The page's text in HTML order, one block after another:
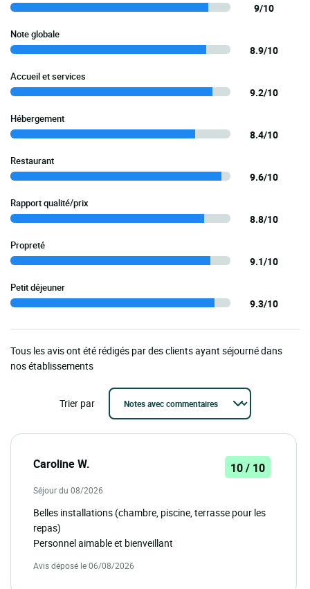
9/10
Note globale
8.9/10
Accueil et services
9.2/10
Hébergement
8.4/10
Restaurant
9.6/10
Rapport qualité/prix
8.8/10
Propreté
9.1/10
Petit déjeuner
9.3/10
Tous les avis ont été rédigés par des clients ayant séjourné dans
nos établissements
Trier par
Caroline W. 10 / 10
Séjour du 08/2026
Belles installations (chambre, piscine, terrasse pour les
repas)
Personnel aimable et bienveillant
Avis déposé le 06/08/2026